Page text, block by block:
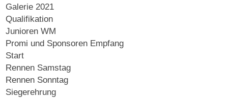
Galerie 2021
Qualifikation
Junioren WM
Promi und Sponsoren Empfang
Start
Rennen Samstag
Rennen Sonntag
Siegerehrung